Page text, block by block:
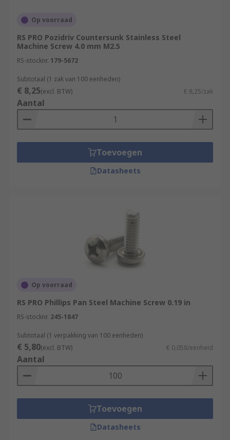
Op voorraad
RS PRO Pozidriv Countersunk Stainless Steel
Machine Screw 4.0 mm M2.5
RS-stocknr. 179-5672
Subtotaal (1 zak van 100 eenheden)
€ 8,25(excl. BTW) € 8,25/zak
Aantal
Toevoegen
Datasheets
Op voorraad
RS PRO Phillips Pan Steel Machine Screw 0.19 in
RS-stocknr. 245-1847
Subtotaal (1 verpakking van 100 eenheden)
€ 5,80(excl. BTW) € 0,058/eenheid
Aantal
Toevoegen
Datasheets